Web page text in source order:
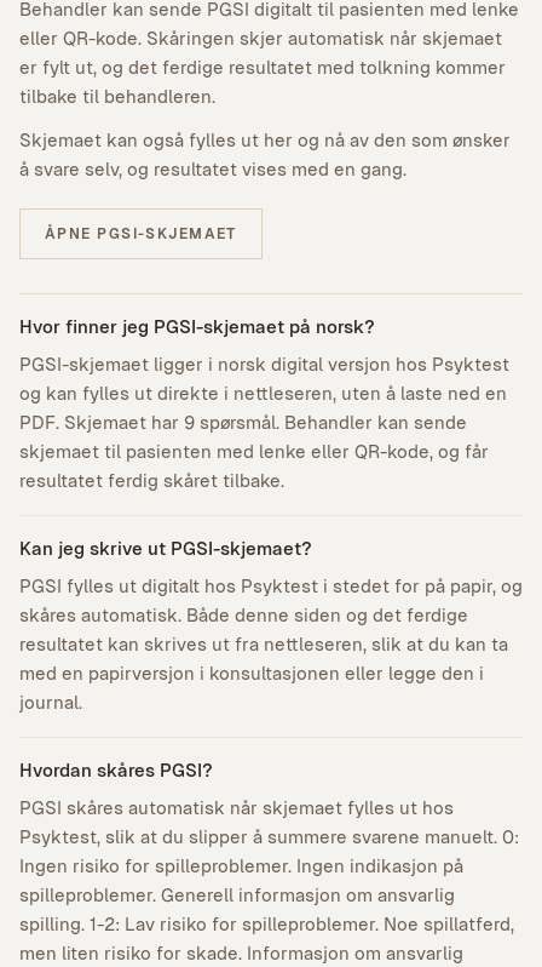
Behandler kan sende PGSI digitalt til pasienten med lenke
eller QR-kode. Skåringen skjer automatisk når skjemaet
er fylt ut, og det ferdige resultatet med tolkning kommer
tilbake til behandleren.
Skjemaet kan også fylles ut her og nå av den som ønsker
å svare selv, og resultatet vises med en gang.
ÅPNE PGSI-SKJEMAET
Hvor finner jeg PGSI-skjemaet på norsk?
PGSI-skjemaet ligger i norsk digital versjon hos Psyktest
og kan fylles ut direkte i nettleseren, uten å laste ned en
PDF. Skjemaet har 9 spørsmål. Behandler kan sende
skjemaet til pasienten med lenke eller QR-kode, og får
resultatet ferdig skåret tilbake.
Kan jeg skrive ut PGSI-skjemaet?
PGSI fylles ut digitalt hos Psyktest i stedet for på papir, og
skåres automatisk. Både denne siden og det ferdige
resultatet kan skrives ut fra nettleseren, slik at du kan ta
med en papirversjon i konsultasjonen eller legge den i
journal.
Hvordan skåres PGSI?
PGSI skåres automatisk når skjemaet fylles ut hos
Psyktest, slik at du slipper å summere svarene manuelt. 0:
Ingen risiko for spilleproblemer. Ingen indikasjon på
spilleproblemer. Generell informasjon om ansvarlig
spilling. 1-2: Lav risiko for spilleproblemer. Noe spillatferd,
men liten risiko for skade. Informasjon om ansvarlig